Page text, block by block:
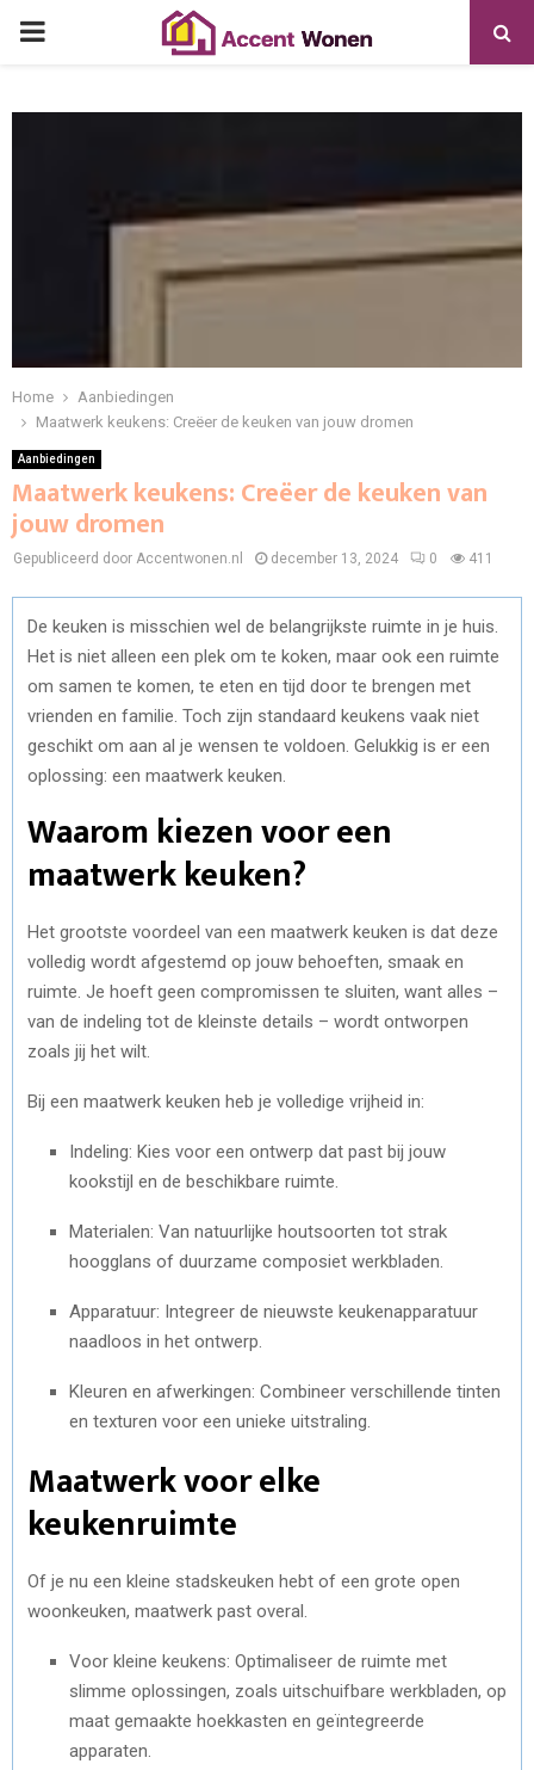
PRIMARY
Home
Aanbiedingen
Maatwerk keukens: Creëer de keuken van jouw dromen
Aanbiedingen
Maatwerk keukens: Creëer de keuken van
jouw dromen
Gepubliceerd door Accentwonen.nl december 13, 2024 0 411
De keuken is misschien wel de belangrijkste ruimte in je huis.
Het is niet alleen een plek om te koken, maar ook een ruimte
om samen te komen, te eten en tijd door te brengen met
vrienden en familie. Toch zijn standaard keukens vaak niet
geschikt om aan al je wensen te voldoen. Gelukkig is er een
oplossing: een maatwerk keuken.
Waarom kiezen voor een
maatwerk keuken?
Het grootste voordeel van een maatwerk keuken is dat deze
volledig wordt afgestemd op jouw behoeften, smaak en
ruimte. Je hoeft geen compromissen te sluiten, want alles –
van de indeling tot de kleinste details – wordt ontworpen
zoals jij het wilt.
Bij een maatwerk keuken heb je volledige vrijheid in:
Indeling: Kies voor een ontwerp dat past bij jouw
kookstijl en de beschikbare ruimte.
Materialen: Van natuurlijke houtsoorten tot strak
hoogglans of duurzame composiet werkbladen.
Apparatuur: Integreer de nieuwste keukenapparatuur
naadloos in het ontwerp.
Kleuren en afwerkingen: Combineer verschillende tinten
en texturen voor een unieke uitstraling.
Maatwerk voor elke
keukenruimte
Of je nu een kleine stadskeuken hebt of een grote open
woonkeuken, maatwerk past overal.
Voor kleine keukens: Optimaliseer de ruimte met
slimme oplossingen, zoals uitschuifbare werkbladen, op
maat gemaakte hoekkasten en geïntegreerde
apparaten.